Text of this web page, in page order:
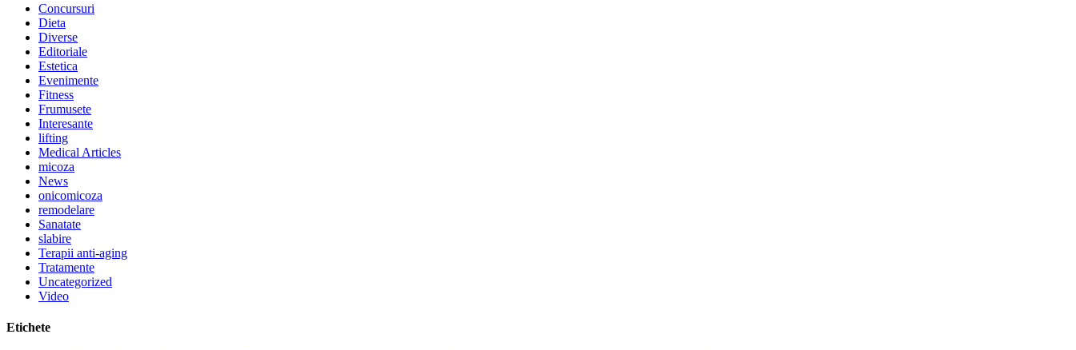
Concursuri
Dieta
Diverse
Editoriale
Estetica
Evenimente
Fitness
Frumusete
Interesante
lifting
Medical Articles
micoza
News
onicomicoza
remodelare
Sanatate
slabire
Terapii anti-aging
Tratamente
Uncategorized
Video
Etichete